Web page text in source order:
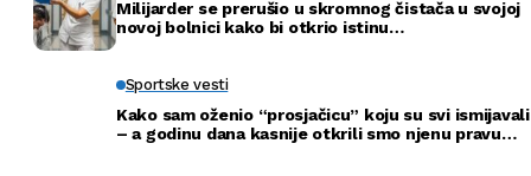
Milijarder se prerušio u skromnog čistača u svojoj
novoj bolnici kako bi otkrio istinu…
Sportske vesti
Kako sam oženio “prosjačicu” koju su svi ismijavali
– a godinu dana kasnije otkrili smo njenu pravu